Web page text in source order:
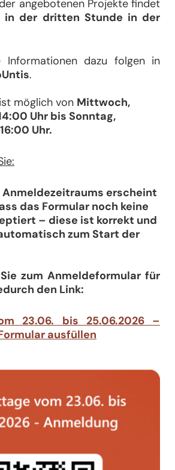
angebotenen Projekte findet
in der dritten Stunde in der
Informationen dazu folgen in
.
möglich von Mittwoch,
Uhr bis Sonntag,
Uhr.
Anmeldezeitraums erscheint
das Formular noch keine
– diese ist korrekt und
zum Start der
zum Anmeldeformular für
den Link:
23.06. bis 25.06.2026 –
ausfüllen